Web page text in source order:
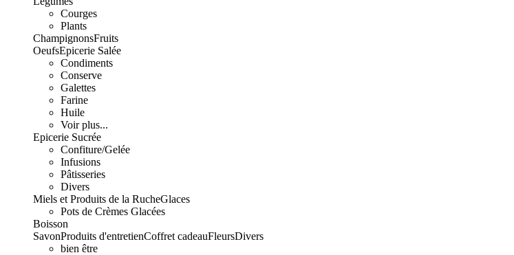
Courges
Plants
ChampignonsFruits
OeufsEpicerie Salée
Condiments
Conserve
Galettes
Farine
Huile
Voir plus...
Epicerie Sucrée
Confiture/Gelée
Infusions
Pâtisseries
Divers
Miels et Produits de la RucheGlaces
Pots de Crèmes Glacées
Boisson
SavonProduits d'entretienCoffret cadeauFleursDivers
bien être